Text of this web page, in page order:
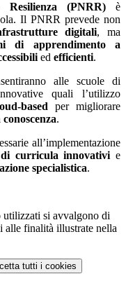
(PNRR) è
Il PNRR prevede non
digitali, ma
di apprendimento a
ed efficienti.
alle scuole di
quali l’utilizzo
basedper migliorare
.
all’implementazione
curricula innovativi e
specialistica.
utilizzati si avvalgono di
alle finalità illustrate nella
tutti i cookies